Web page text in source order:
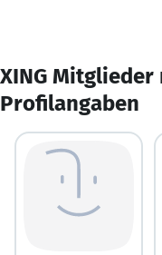
XING
Profilangaben